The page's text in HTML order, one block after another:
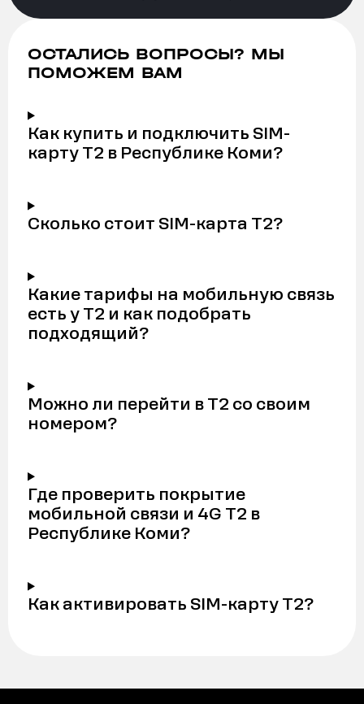
ОСТАЛИСЬ ВОПРОСЫ? МЫ
ПОМОЖЕМ ВАМ
Как купить и подключить SIM-
карту Т2 в Республике Коми?
Сколько стоит SIM-карта Т2?
Какие тарифы на мобильную связь
есть у Т2 и как подобрать
подходящий?
Можно ли перейти в Т2 со своим
номером?
Где проверить покрытие
мобильной связи и 4G Т2 в
Республике Коми?
Как активировать SIM-карту Т2?